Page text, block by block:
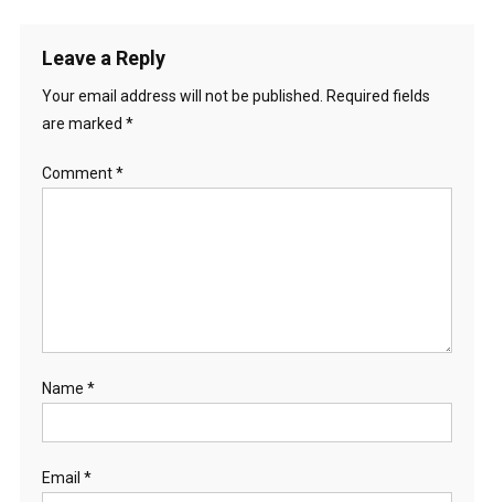
Leave a Reply
Your email address will not be published.
Required fields
are marked *
Comment*
Name *
Email *